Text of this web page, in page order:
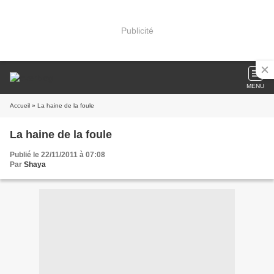
Publicité
MENU
Accueil » La haine de la foule
La haine de la foule
Publié le 22/11/2011 à 07:08
Par Shaya